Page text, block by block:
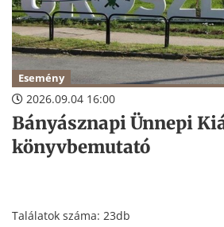
Esemény
2026.09.04 16:00
Bányásznapi Ünnepi
könyvbemutató
Találatok száma: 23db